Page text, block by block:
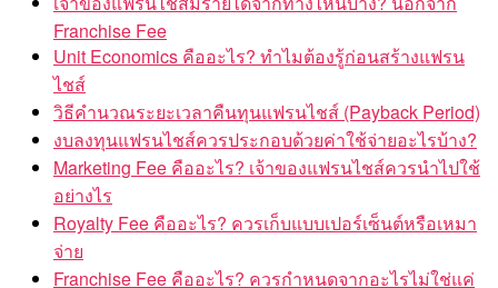
Franchise Fee
Unit Economics คืออะไร? ทำไมต้องรู้ก่อนสร้างแฟรน
ไชส์
วิธีคำนวณระยะเวลาคืนทุนแฟรนไชส์ (Payback Period)
งบลงทุนแฟรนไชส์ควรประกอบด้วยค่าใช้จ่ายอะไรบ้าง?
Marketing Fee คืออะไร? เจ้าของแฟรนไชส์ควรนำไปใช้
อย่างไร
Royalty Fee คืออะไร? ควรเก็บแบบเปอร์เซ็นต์หรือเหมา
จ่าย
Franchise Fee คืออะไร? ควรกำหนดจากอะไรไม่ใช่แค่